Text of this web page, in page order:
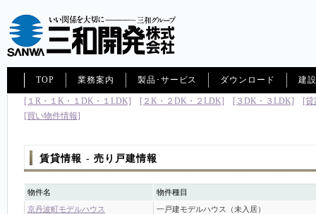
TOP 業務案内 製品･サービス ダウンロード 建
[１R・１K・１DK・１LDK] [２K・２DK・２LDK] [３DK・３LDK]
[
[買い物件情報]
賃貸情報 - 売り戸建情報
物件名
物件種目
京丹波町モデルハウス
一戸建モデルハウス（未入居）